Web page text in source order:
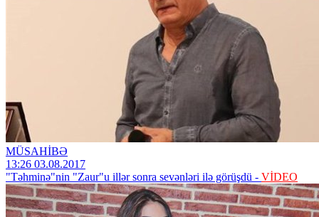
MÜSAHİBƏ
13:26 03.08.2017
"Təhminə"nin "Zaur"u illər sonra sevənləri ilə görüşdü - VİDEO